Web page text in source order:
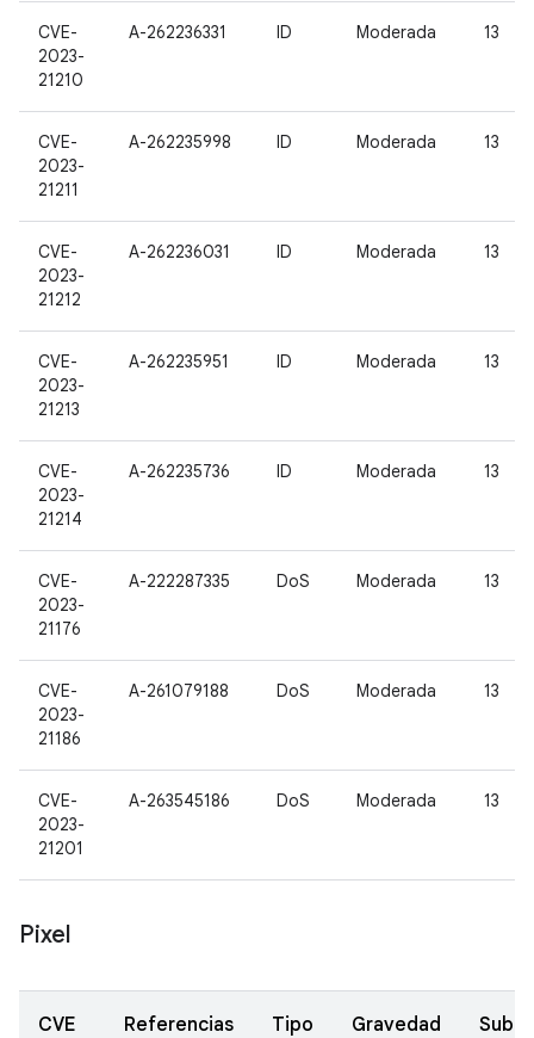
CVE-
2023-
21210
A-262236331 ID Moderada 13
CVE-
2023-
21211
A-262235998 ID Moderada 13
CVE-
2023-
21212
A-262236031 ID Moderada 13
CVE-
2023-
21213
A-262235951 ID Moderada 13
CVE-
2023-
21214
A-262235736 ID Moderada 13
CVE-
2023-
21176
A-222287335 DoS Moderada 13
CVE-
2023-
21186
A-261079188 DoS Moderada 13
CVE-
2023-
21201
A-263545186 DoS Moderada 13
Pixel
CVE Referencias Tipo Gravedad